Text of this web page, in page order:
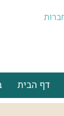
דף הבית